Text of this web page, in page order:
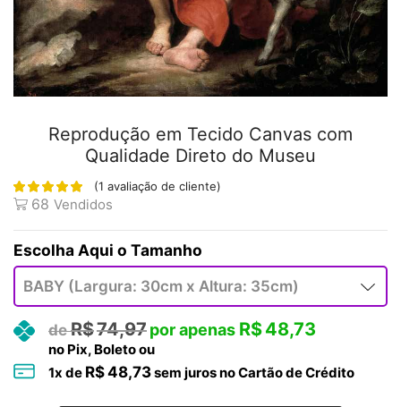
Reprodução em Tecido Canvas com
Qualidade Direto do Museu
(1 avaliação de cliente)
68 Vendidos
Tamanho
R$74,97 R$48,73
no Pix, Boleto ou
1x de R$48,73sem juros no Cartão de Crédito